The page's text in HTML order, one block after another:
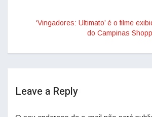
‘Vingadores: Ultimato’ é o filme
do Campinas
Leave a Reply